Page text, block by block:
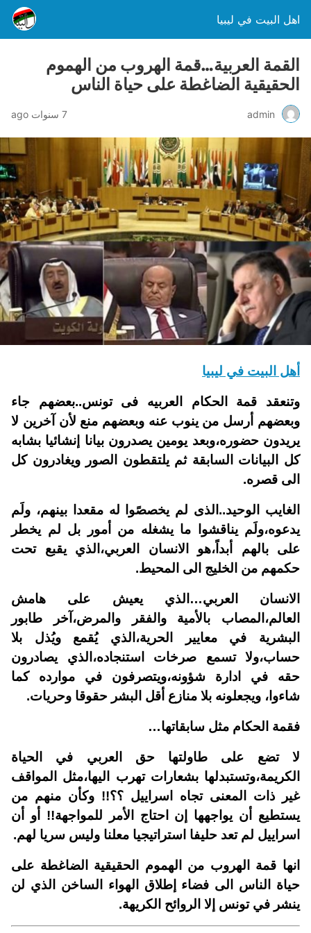
اهل البيت في ليبيا
القمة العربية…قمة الهروب من الهموم
الحقيقية الضاغطة على حياة الناس
admin 7 سنوات ago
أهل البيت في ليبيا
وتنعقد قمة الحكام العربيه فى تونس..بعضهم جاء
وبعضهم أرسل من ينوب عنه وبعضهم منع لأن آخرين لا
يريدون حضوره،وبعد يومين يصدرون بيانا إنشائيا بشابه
كل البيانات السابقة ثم يلتقطون الصور ويغادرون كل
الى قصره.
الغايب الوحيد..الذى لم يخصصًوا له مقعدا بينهم، ولَم
يدعوه،ولَم يناقشوا ما يشغله من أمور بل لم يخطر
على بالهم أبداً،هو الانسان العربي،الذي يقبع تحت
حكمهم من الخليج الى المحيط.
الانسان العربي… الذي يعيش على هامش
العالم،المصاب بالأمية والفقر والمرض،آخر طابور
البشرية في معايير الحرية،الذي يُقمع ويُذل بلا
حساب،ولا تسمع صرخات استنجاده،الذي يصادرون
حقه في ادارة شؤونه،ويتصرفون في موارده كما
شاءوا، ويجعلونه بلا منازع أقل البشر حقوقا وحريات.
فقمة الحكام مثل سابقاتها…
لا تضع على طاولتها حق العربي في الحياة
الكريمة،وتستبدلها بشعارات تهرب اليها،مثل المواقف
غير ذات المعنى تجاه اسراييل ؟؟!! وكأن منهم من
يستطيع أن يواجهها إن احتاج الأمر للمواجهة!! أو أن
اسراييل لم تعد حليفا استراتيجيا معلنا وليس سريا لهم.
انها قمة الهروب من الهموم الحقيقية الضاغطة على
حياة الناس الى فضاء إطلاق الهواء الساخن الذي لن
ينشر في تونس إلا الروائح الكريهة.